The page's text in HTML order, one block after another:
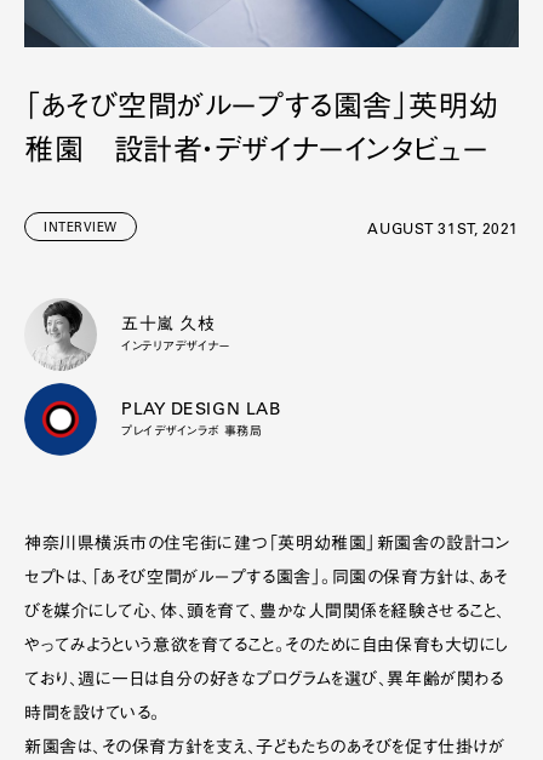
「あそび空間がループする園舎」英明幼
稚園 設計者・デザイナーインタビュー
INTERVIEW AUGUST 31ST, 2021
五十嵐 久枝
インテリアデザイナー
PLAY DESIGN LAB
プレイデザインラボ 事務局
神奈川県横浜市の住宅街に建つ「英明幼稚園」新園舎の設計コン
セプトは、「あそび空間がループする園舎」。同園の保育方針は、あそ
びを媒介にして心、体、頭を育て、豊かな人間関係を経験させること、
やってみようという意欲を育てること。そのために自由保育も大切にし
ており、週に一日は自分の好きなプログラムを選び、異年齢が関わる
時間を設けている。
新園舎は、その保育方針を支え、子どもたちのあそびを促す仕掛けが